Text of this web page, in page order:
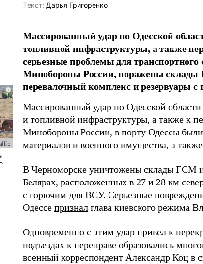
Tекст: Дарья Григоренко
Массированный удар по Одесской
топливной инфраструктуры, а также
серьезные проблемы для
Минобороны России, поражены
перевалочный комплекс и резервуары
Массированный удар по Одесской
и топливной инфраструктуры, а также к
Минобороны России, в порту Одессы
материалов и военного имущества, а
В Черноморске уничтожены склады ГСМ
Белярах, расположенных в 27 и 28 км
с горючим для ВСУ. Серьезные
Одессе признал глава киевского режима
Одновременно с этим удар привел к
подъездах к переправе образовались
военный корреспондент Александр Коц в